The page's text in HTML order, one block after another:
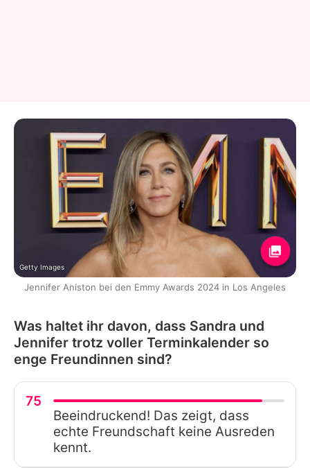
Getty Images
Jennifer Aniston bei den Emmy Awards 2024 in Los Angeles
Was haltet ihr davon, dass Sandra und
Jennifer trotz voller Terminkalender so
enge Freundinnen sind?
75
Beeindruckend! Das zeigt, dass
echte Freundschaft keine Ausreden
kennt.